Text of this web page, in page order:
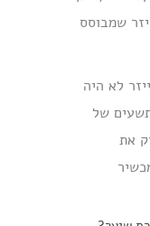
שמבוסס
לא היה
של
את